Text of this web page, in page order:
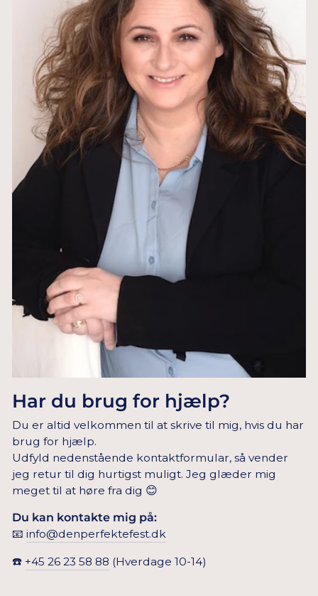
Har du brug for hjælp?
Du er altid velkommen til at skrive til mig, hvis du har
brug for hjælp.
Udfyld nedenstående kontaktformular, så vender
jeg retur til dig hurtigst muligt. Jeg glæder mig
meget til at høre fra dig 😊
Du kan kontakte mig på:
📧 info@denperfektefest.dk
☎️ +45 26 23 58 88 (Hverdage 10-14)